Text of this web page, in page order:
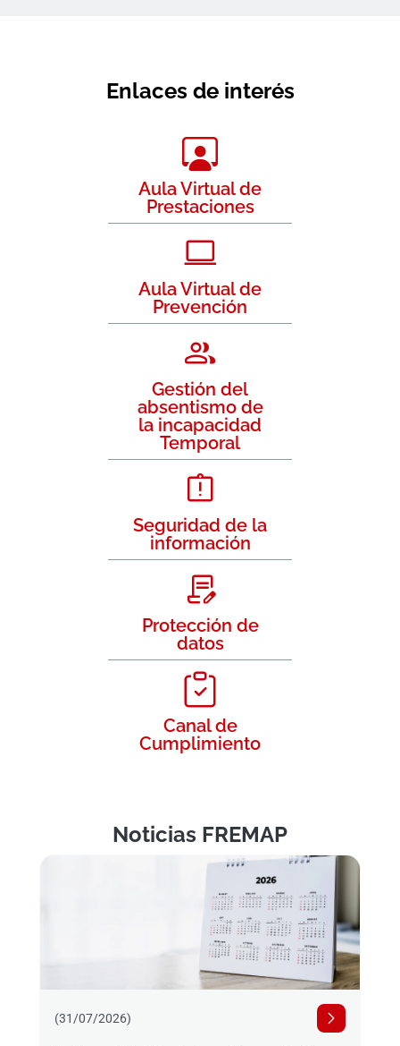
Enlaces de interés
Aula Virtual de
Prestaciones
Aula Virtual de
Prevención
Gestión del
absentismo de
la incapacidad
Temporal
Seguridad de la
información
Protección de
datos
Canal de
Cumplimiento
Noticias FREMAP
(31/07/2026)